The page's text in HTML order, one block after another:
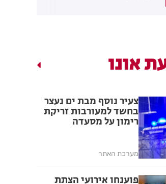
אונו
צעיר נוסף מבת ים נעצר
בחשד למעורבות זריקת
רימון על מסעדה
מערכת האתר
פוענחו אירועי הצתת